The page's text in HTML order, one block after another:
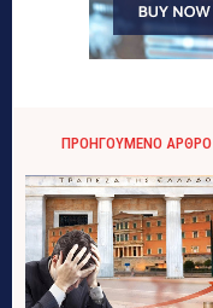
ΠΡΟΗΓΟΎΜΕΝΟ ΆΡΘΡΟ